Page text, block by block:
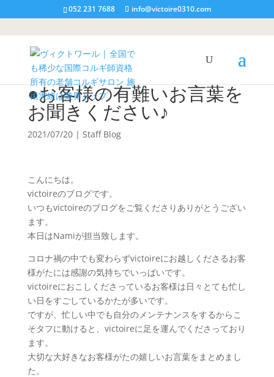
052 231 7688 info@victoire0310.com
●お客様の有難いお言葉を
お聞きください♪
2021/07/20| Staff Blog
こんにちは。
victoireのブログです。
いつもvictoireのブログをご覧くださりありがとうござい
ます。
本日はNamiが担当致します。
コロナ禍の中でも変わらずvictoireにお越しくださるお客
様がたには感謝の気持ちでいっぱいです。
victoireにおこしくださっているお客様は日々とても忙し
い日をすごしているかたが多いです。
ですが、忙しい中でも自分のメンテナンスをするからこ
そタフに動けると、victoireに足を運んでくださっており
ます。
大切な大好きなお客様がたの嬉しいお言葉をまとめまし
た。